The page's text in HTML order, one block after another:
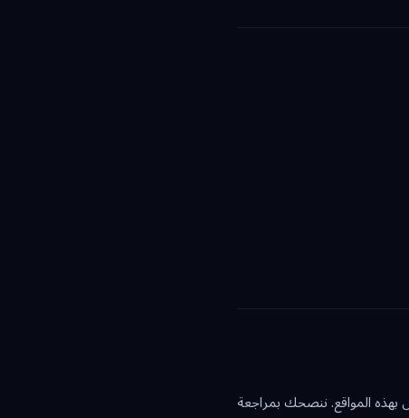
المواقع. ننصحك بمراجعة